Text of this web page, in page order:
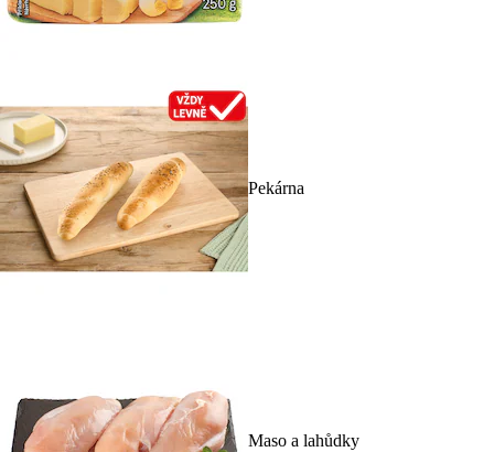
Pekárna
Maso a lahůdky